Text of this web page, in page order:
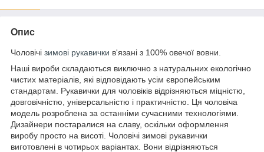
Опис
Чоловічі зимові рукавички в'язані з 100% овечої вовни.
Наші вироби складаються виключно з натуральних екологічно
чистих матеріалів, які відповідають усім європейським
стандартам. Рукавички для чоловіків відрізняються міцністю,
довговічністю, універсальністю і практичністю. Ця чоловіча
модель розроблена за останніми сучасними технологіями.
Дизайнери постаралися на славу, оскільки оформлення
виробу просто на висоті. Чоловічі зимові рукавички
виготовлені в чотирьох варіантах. Вони відрізняються